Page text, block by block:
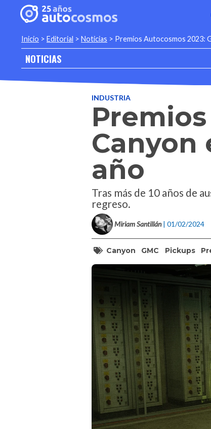
Inicio > Editorial > Noticias > Premios Autocosmos 2023:
NOTICIAS
INDUSTRIA
Canyon
año
Tras más de 10 años de
regreso.
Miriam Santillán | 01/02/2024
Canyon GMC Pickups